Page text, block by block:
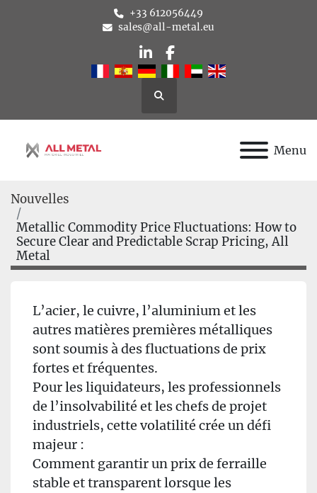
+33 612056449
sales@all-metal.eu
linkedin
facebook
Rechercher
Menu
Nouvelles
Metallic Commodity Price Fluctuations: How to
Secure Clear and Predictable Scrap Pricing, All
Metal
L’acier, le cuivre, l’aluminium et les
autres matières premières métalliques
sont soumis à des fluctuations de prix
fortes et fréquentes.
Pour les liquidateurs, les professionnels
de l’insolvabilité et les chefs de projet
industriels, cette volatilité crée un défi
majeur :
Comment garantir un prix de ferraille
stable et transparent lorsque les